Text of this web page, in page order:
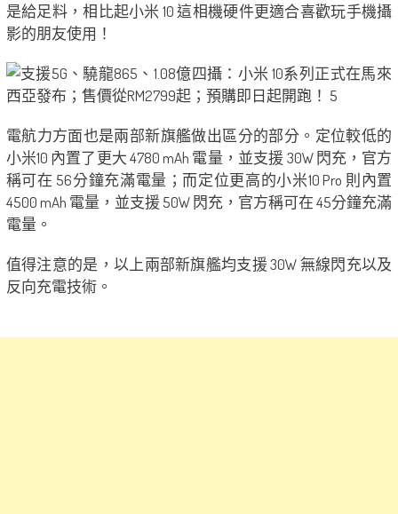
是給足料，相比起小米 10 這相機硬件更適合喜歡玩手機攝
影的朋友使用！
電航力方面也是兩部新旗艦做出區分的部分。定位較低的
小米10 內置了更大 4780 mAh 電量，並支援 30W 閃充，官方
稱可在 56分鐘充滿電量；而定位更高的小米10 Pro 則內置
4500 mAh 電量，並支援 50W 閃充，官方稱可在 45分鐘充滿
電量。
值得注意的是，以上兩部新旗艦均支援 30W 無線閃充以及
反向充電技術。